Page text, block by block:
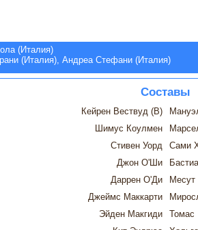
(Италия)
(Италия), Андреа Стефани (Италия)
Составы
Кейрен Вествуд (В)
Шимус Коулмен
Стивен Уорд
Сами
Джон О'Ши
Даррен О'Ди
Месут
Джеймс Маккарти
Эйден Макгиди